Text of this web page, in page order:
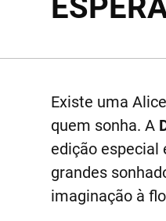
Existe uma
quem sonha. A
edição especial
grandes
imaginação à